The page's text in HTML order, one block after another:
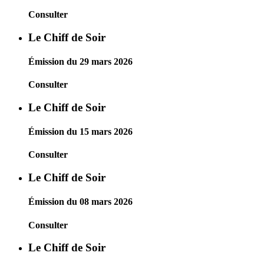
Consulter
Le Chiff de Soir
Émission du 29 mars 2026
Consulter
Le Chiff de Soir
Émission du 15 mars 2026
Consulter
Le Chiff de Soir
Émission du 08 mars 2026
Consulter
Le Chiff de Soir